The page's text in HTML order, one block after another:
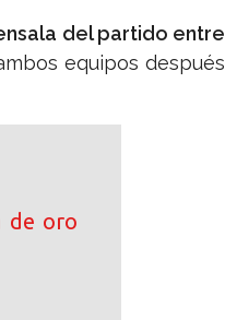
del partido entre
equipos después
de oro